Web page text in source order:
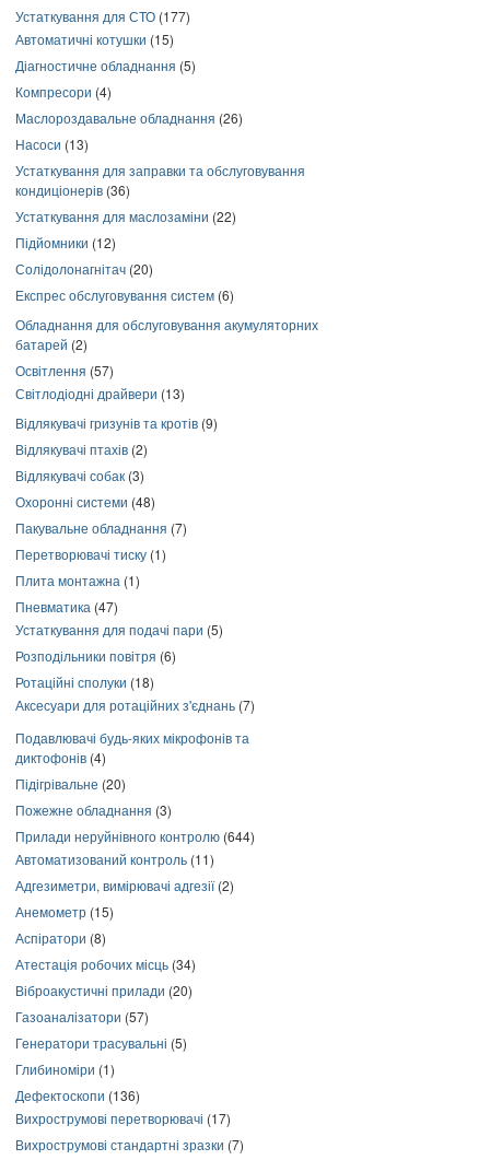
Устаткування для СТО (177)
Автоматичні котушки (15)
Діагностичне обладнання (5)
Компресори (4)
Маслороздавальне обладнання (26)
Насоси (13)
Устаткування для заправки та обслуговування
кондиціонерів (36)
Устаткування для маслозаміни (22)
Підйомники (12)
Солідолонагнітач (20)
Експрес обслуговування систем (6)
Обладнання для обслуговування акумуляторних
батарей (2)
Освітлення (57)
Світлодіодні драйвери (13)
Відлякувачі гризунів та кротів (9)
Відлякувачі птахів (2)
Відлякувачі собак (3)
Охоронні системи (48)
Пакувальне обладнання (7)
Перетворювачі тиску (1)
Плита монтажна (1)
Пневматика (47)
Устаткування для подачі пари (5)
Розподільники повітря (6)
Ротаційні сполуки (18)
Аксесуари для ротаційних з'єднань (7)
Подавлювачі будь-яких мікрофонів та
диктофонів (4)
Підігрівальне (20)
Пожежне обладнання (3)
Прилади неруйнівного контролю (644)
Автоматизований контроль (11)
Адгезиметри, вимірювачі адгезії(2)
Анемометр (15)
Аспіратори (8)
Атестація робочих місць (34)
Віброакустичні прилади (20)
Газоаналізатори (57)
Генератори трасувальні (5)
Глибиноміри (1)
Дефектоскопи (136)
Вихрострумові перетворювачі (17)
Вихрострумові стандартні зразки (7)